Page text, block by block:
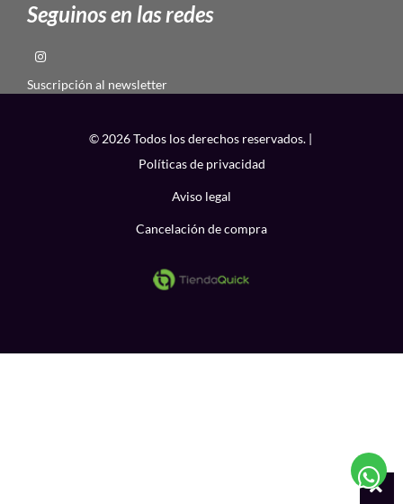
Seguinos en las redes
Suscripción al newsletter
© 2026 Todos los derechos reservados. |
Políticas de privacidad
Aviso legal
Cancelación de compra